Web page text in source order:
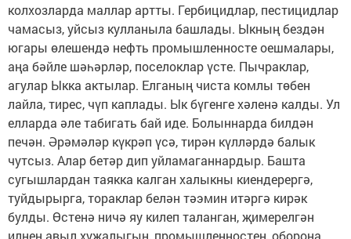
колхозларда маллар артты. Гербицидлар, пестицидлар
чамасыз, уйсыз кулланыла башлады. Ыкның бездән
югары өлешендә нефть промышленносте оешмалары,
аңа бәйле шәһәрләр, поселоклар үсте. Пычраклар,
агулар Ыкка актылар. Елганың чиста комлы төбен
лайла, тирес, чүп каплады. Ык бүгенге хәленә калды. Ул
елларда әле табигать бай иде. Болыннарда билдән
печән. Әрәмәләр күкрәп үсә, тирән күлләрдә балык
чутсыз. Алар бетәр дип уйламаганнардыр. Башта
сугышлардан таякка калган халыкны киендерергә,
туйдырырга, тораклар белән тәэмин итәргә кирәк
булды. Өстенә ничә яу килеп таланган, җимерелгән
илнең авыл хуҗалыгын, промышленностен, оборона